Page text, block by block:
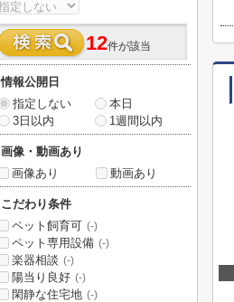
12件が該当
情報公開日
指定しない
本日
3日以内
1週間以内
画像・動画あり
画像あり
動画あり
こだわり条件
ペット飼育可 (-)
ペット専用設備 (-)
楽器相談 (-)
陽当り良好 (-)
閑静な住宅地 (-)